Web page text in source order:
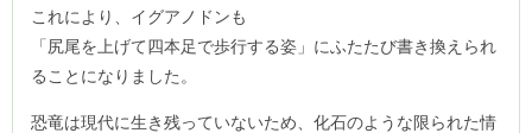
これにより、イグアノドンも
「尻尾を上げて四本足で歩行する姿」にふたたび書き換えられ
ることになりました。
恐竜は現代に生き残っていないため、化石のような限られた情